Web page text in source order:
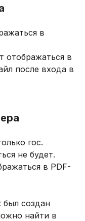
в
отображаться в
после входа в
гос.
не будет.
в PDF-
был создан
найти в